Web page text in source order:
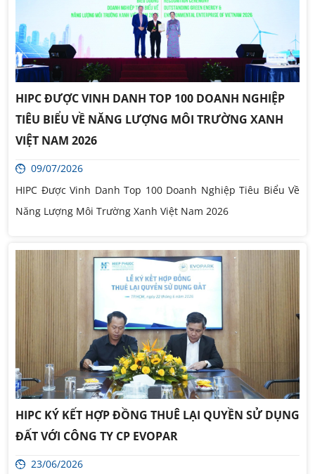
HIPC ĐƯỢC VINH DANH TOP 100 DOANH NGHIỆP
TIÊU BIỂU VỀ NĂNG LƯỢNG MÔI TRƯỜNG XANH
VIỆT NAM 2026
09/07/2026
HIPC Được Vinh Danh Top 100 Doanh Nghiệp Tiêu Biểu Về
Năng Lượng Môi Trường Xanh Việt Nam 2026
HIPC KÝ KẾT HỢP ĐỒNG THUÊ LẠI QUYỀN SỬ DỤNG
ĐẤT VỚI CÔNG TY CP EVOPAR
23/06/2026